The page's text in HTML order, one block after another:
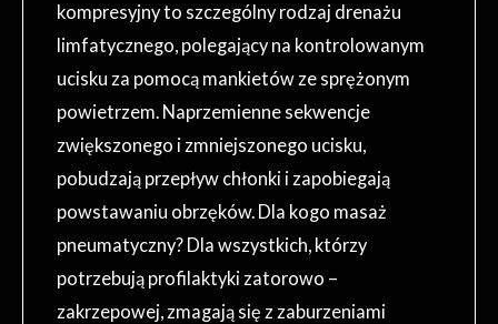
kompresyjny to szczególny rodzaj drenażu
limfatycznego, polegający na kontrolowanym
ucisku za pomocą mankietów ze sprężonym
powietrzem. Naprzemienne sekwencje
zwiększonego i zmniejszonego ucisku,
pobudzają przepływ chłonki i zapobiegają
powstawaniu obrzęków. Dla kogo masaż
pneumatyczny? Dla wszystkich, którzy
potrzebują profilaktyki zatorowo –
zakrzepowej, zmagają się z zaburzeniami